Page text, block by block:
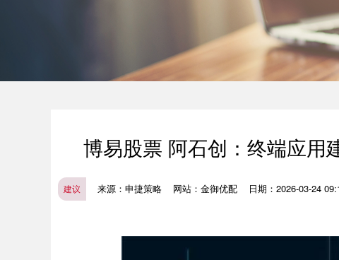
博易股票 阿石创：终端应用
建议 来源：申捷策略 网站：金御优配 日期：2026-03-24